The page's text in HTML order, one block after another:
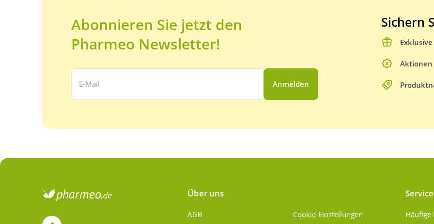
Abonnieren Sie jetzt den
Pharmeo Newsletter!
Ihre E-Mail Adresse:
Anmelden
Sichern
Aktionen
Über uns
AGB
Cookie-Einstellungen
Service
Häufige